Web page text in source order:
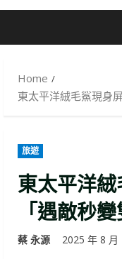
Home
東太平洋絨毛鯊現身
旅遊
東太平洋
「遇敵秒
蔡 永源 2025 年 8 月